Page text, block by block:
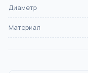
Диаметр
Материал